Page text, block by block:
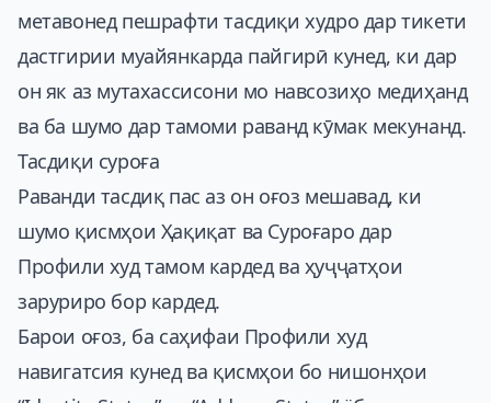
метавонед пешрафти тасдиқи худро дар тикети
дастгирии муайянкарда пайгирӣ кунед, ки дар
он як аз мутахассисони мо навсозиҳо медиҳанд
ва ба шумо дар тамоми раванд кӯмак мекунанд.
Тасдиқи суроға
Раванди тасдиқ пас аз он оғоз мешавад, ки
шумо қисмҳои Ҳақиқат ва Суроғаро дар
Профили худ тамом кардед ва ҳуҷҷатҳои
заруриро бор кардед.
Барои оғоз, ба саҳифаи Профили худ
навигатсия кунед ва қисмҳои бо нишонҳои